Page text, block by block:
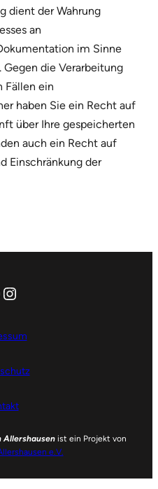
dient der Wahrung
an
im Sinne
Gegen die Verarbeitung
Fällen ein
haben Sie ein Recht auf
über Ihre gespeicherten
auch ein Recht auf
Einschränkung der
Instagram
Allershausen ist ein Projekt von
e.V.